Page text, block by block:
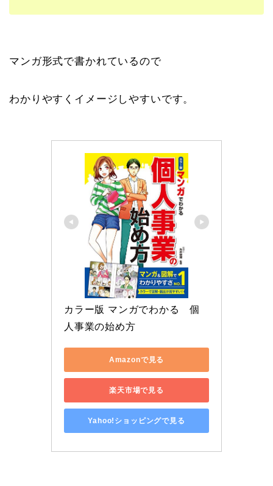
マンガ形式で書かれているので
わかりやすくイメージしやすいです。
カラー版 マンガでわかる　個
人事業の始め方
Amazonで見る
楽天市場で見る
Yahoo!ショッピングで見る